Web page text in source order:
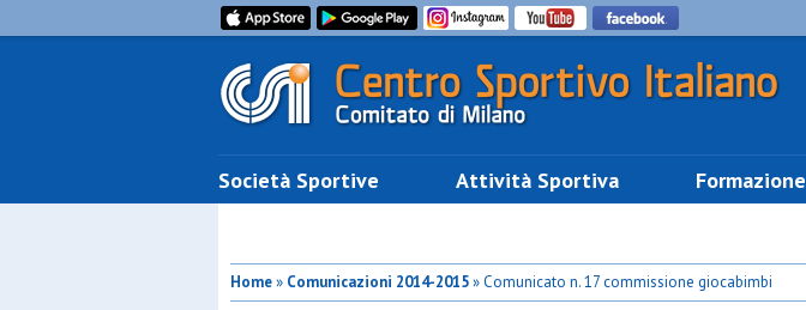
Società Sportive Attività Sportiva Formazione
Home» Comunicazioni 2014-2015» Comunicato n. 17 commissione giocabimbi